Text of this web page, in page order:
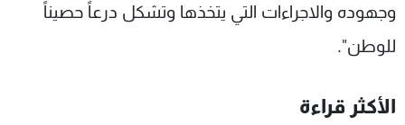
وجهوده والاجراءات التي يتخذها وتشكل درعاً حصيناً
للوطن".
الأكثر قراءة